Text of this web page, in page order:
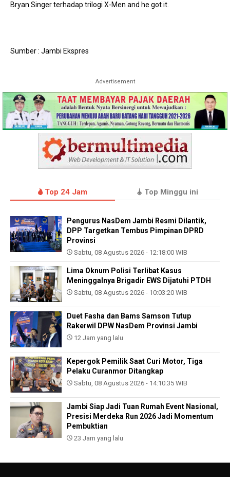
Bryan Singer terhadap trilogi X-Men and he got it.
Sumber : Jambi Ekspres
Advertisement
Top 24 Jam Top Minggu ini
Pengurus NasDem Jambi Resmi Dilantik,
DPP Targetkan Tembus Pimpinan DPRD
Provinsi
Sabtu, 08 Agustus 2026 - 12:18:00 WIB
Lima Oknum Polisi Terlibat Kasus
Meninggalnya Brigadir EWS Dijatuhi PTDH
Sabtu, 08 Agustus 2026 - 10:03:20 WIB
Duet Fasha dan Bams Samson Tutup
Rakerwil DPW NasDem Provinsi Jambi
12 Jam yang lalu
Kepergok Pemilik Saat Curi Motor, Tiga
Pelaku Curanmor Ditangkap
Sabtu, 08 Agustus 2026 - 14:10:35 WIB
Jambi Siap Jadi Tuan Rumah Event Nasional,
Presisi Merdeka Run 2026 Jadi Momentum
Pembuktian
23 Jam yang lalu